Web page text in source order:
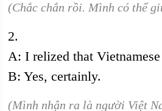
(Chắc chắn rồi. Mình có thể
2.
A: I relized that
B: Yes, certainly.
(Mình nhận ra là người Việt